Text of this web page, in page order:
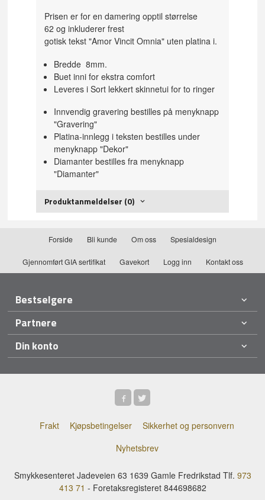
Prisen er for en damering opptil størrelse
62 og inkluderer frest
gotisk tekst "Amor Vincit Omnia" uten platina i.
Bredde 8mm.
Buet inni for ekstra comfort
Leveres i Sort lekkert skinnetui for to ringer
Innvendig gravering bestilles på menyknapp
"Gravering"
Platina-innlegg i teksten bestilles under
menyknapp "Dekor"
Diamanter bestilles fra menyknapp
"Diamanter"
Produktanmeldelser (0)
Forside Bli kunde Om oss Spesialdesign
Gjennomført GIA sertifikat Gavekort Logg inn Kontakt oss
Bestselgere
Partnere
Din konto
Frakt Kjøpsbetingelser
Sikkerhet og personvern
Nyhetsbrev
Smykkesenteret Jadeveien 63 1639 Gamle Fredrikstad Tlf. 973
413 71 - Foretaksregisteret 844698682